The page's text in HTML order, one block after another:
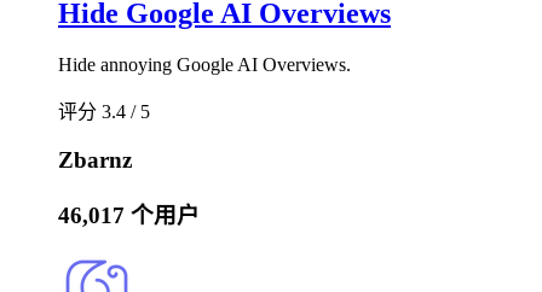
Hide Google AI Overviews
Hide annoying Google AI Overviews.
评分 3.4 / 5
Zbarnz
46,017 个用户